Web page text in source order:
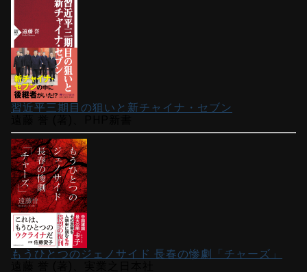
習近平三期目の狙いと新チャイナ・セブン
もうひとつのジェノサイド 長春の惨劇「チャーズ」